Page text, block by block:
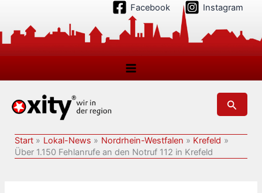
springen
Facebook Instagram
Suchen
Start Lokal-News Nordrhein-Westfalen
Krefeld
Über 1.150 Fehlanrufe an den Notruf 112 in Krefeld